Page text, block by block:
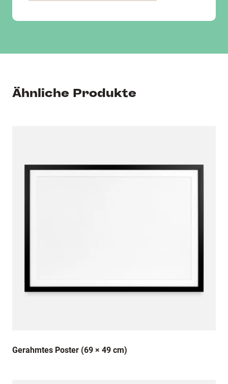
Ähnliche Produkte
Gerahmtes Poster (69 × 49 cm)